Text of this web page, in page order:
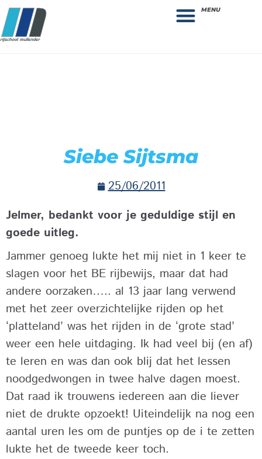
MENU
Siebe Sijtsma
25/06/2011
Jelmer, bedankt voor je geduldige stijl en
goede uitleg.
Jammer genoeg lukte het mij niet in 1 keer te
slagen voor het BE rijbewijs, maar dat had
andere oorzaken….. al 13 jaar lang verwend
met het zeer overzichtelijke rijden op het
‘platteland’ was het rijden in de ‘grote stad’
weer een hele uitdaging. Ik had veel bij (en af)
te leren en was dan ook blij dat het lessen
noodgedwongen in twee halve dagen moest.
Dat raad ik trouwens iedereen aan die liever
niet de drukte opzoekt! Uiteindelijk na nog een
aantal uren les om de puntjes op de i te zetten
lukte het de tweede keer toch.